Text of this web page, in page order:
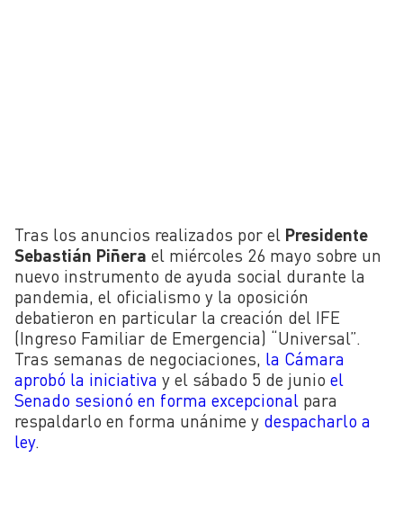
Tras los anuncios realizados por el Presidente
Sebastián Piñera el miércoles 26 mayo sobre un
nuevo instrumento de ayuda social durante la
pandemia, el oficialismo y la oposición
debatieron en particular la creación del IFE
(Ingreso Familiar de Emergencia) “Universal”.
Tras semanas de negociaciones, la Cámara
aprobó la iniciativa y el sábado 5 de junio el
Senado sesionó en forma excepcional para
respaldarlo en forma unánime y despacharlo a
ley.